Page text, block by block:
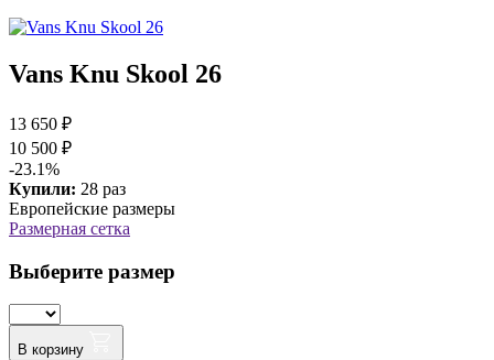
Vans Knu Skool 26
13 650 ₽
10 500 ₽
-23.1%
Купили: 28 раз
Европейские размеры
Размерная сетка
Выберите размер
В корзину